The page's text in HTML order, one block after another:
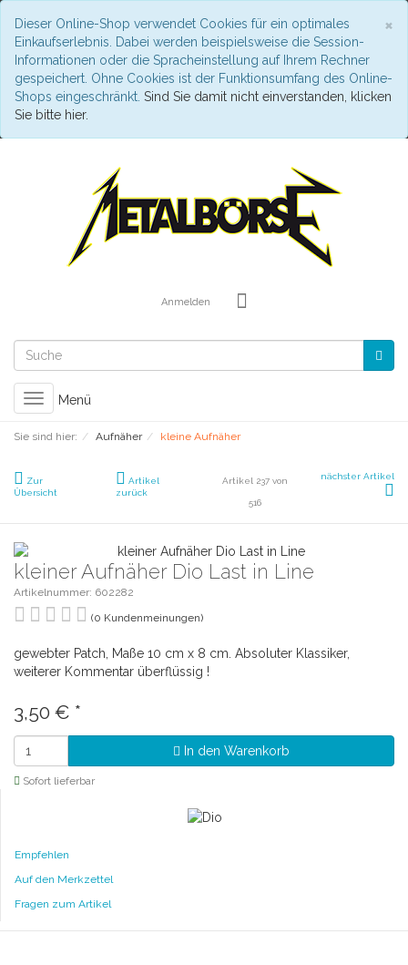
×
Dieser Online-Shop verwendet Cookies für ein optimales
Einkaufserlebnis. Dabei werden beispielsweise die Session-
Informationen oder die Spracheinstellung auf Ihrem Rechner
gespeichert. Ohne Cookies ist der Funktionsumfang des Online-
Shops eingeschränkt. Sind Sie damit nicht einverstanden, klicken
Sie bitte hier.
Anmelden
Toggle
navigation
Menü
Sie sind hier: Aufnäher kleine Aufnäher
Zur
Übersicht
Artikel
zurück
Artikel 237 von
516
nächster Artikel
kleiner Aufnäher Dio Last in Line
Artikelnummer: 602282
(0 Kundenmeinungen)
gewebter Patch, Maße 10 cm x 8 cm. Absoluter Klassiker,
weiterer Kommentar überflüssig !
3,50 € *
In den Warenkorb
Sofort lieferbar
Empfehlen
Auf den Merkzettel
Fragen zum Artikel